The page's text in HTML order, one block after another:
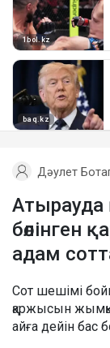
Дәулет
Атырауда
адам
Сот шешімі
қаржысын
айға дейін